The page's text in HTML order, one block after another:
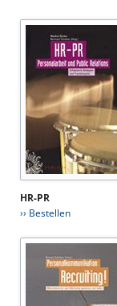
HR-PR
›› Bestellen